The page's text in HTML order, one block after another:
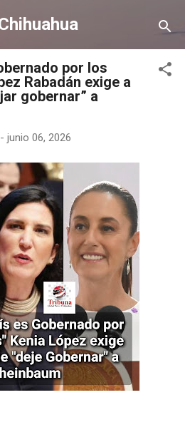
principal
por los
Rabadán exige a
gobernar” a
- junio 06, 2026